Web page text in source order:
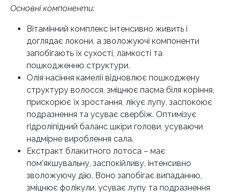
Основні компоненти:
Вітамінний комплекс інтенсивно живить і
доглядає локони, а зволожуючі компоненти
запобігають їх сухості, ламкості та
пошкодженню структури.
Олія насіння камелії відновлює пошкоджену
структуру волосся, зміцнює пасма біля коріння,
прискорює їх зростання, лікує лупу, заспокоює
подразнення та усуває свербіж. Оптимізує
гідроліпідний баланс шкіри голови, усуваючи
надмірне вироблення сала.
Екстракт блакитного лотоса – має
пом’якшувальну, заспокійливу, інтенсивно
зволожуючу дію. Воно запобігає випаданню,
зміцнює фолікули, усуває лупу та подразнення